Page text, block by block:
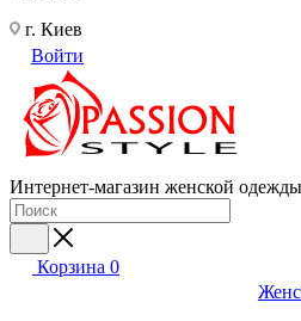
г. Киев
Войти
Интернет-магазин женской
Корзина 0